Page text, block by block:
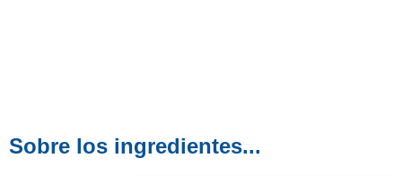
Sobre los ingredientes...